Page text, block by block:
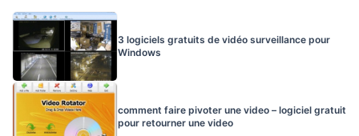
3 logiciels gratuits de vidéo surveillance pour
Windows
comment faire pivoter une video – logiciel gratuit
pour retourner une video